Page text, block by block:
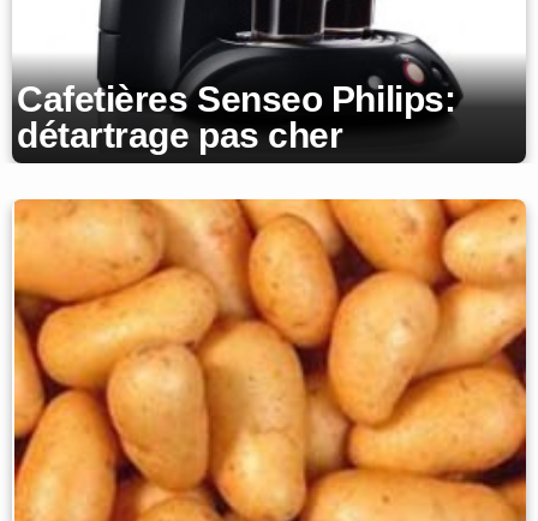
Cafetières Senseo Philips:
détartrage pas cher